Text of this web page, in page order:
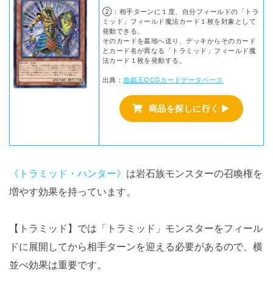
②：相手ターンに１度、自分フィールドの「トラ
ミッド」フィールド魔法カード１枚を対象として
発動できる。
そのカードを墓地へ送り、デッキからそのカード
とカード名が異なる「トラミッド」フィールド魔
法カード１枚を発動する。
出典：遊戯王OCGカードデータベース
商品を探しに行く ▶
《トラミッド・ハンター》 は岩石族モンスターの召喚権を
増やす効果を持っています。
【トラミッド】では「トラミッド」モンスターをフィール
ドに展開してから相手ターンを迎える必要があるので、横
並べ効果は重要です。